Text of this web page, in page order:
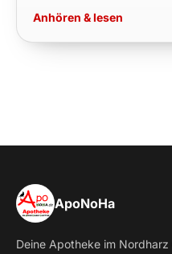
Anhören & lesen
ApoNoHa
Deine Apotheke im